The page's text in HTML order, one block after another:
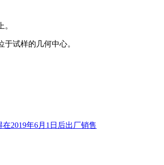
试样的几何中心。
2019年6月1日后出厂销售